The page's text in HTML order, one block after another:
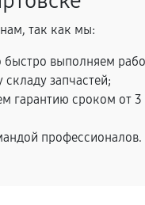
так как мы:
выполняем
запчастей;
гарантию сроком от
профессионалов.